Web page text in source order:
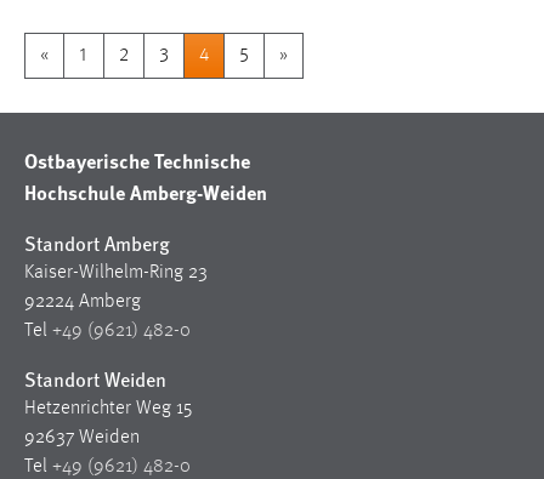
« 1 2 3 4 5 »
Ostbayerische Technische
Hochschule Amberg-Weiden
Standort Amberg
Kaiser-Wilhelm-Ring 23
92224 Amberg
Tel +49 (9621) 482-0
Standort Weiden
Hetzenrichter Weg 15
92637 Weiden
Tel +49 (9621) 482-0